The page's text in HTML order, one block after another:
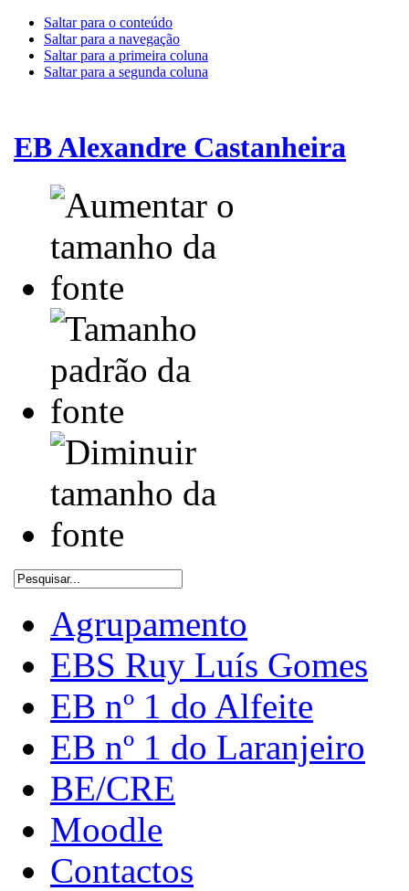
Saltar para o conteúdo
Saltar para a navegação
Saltar para a primeira coluna
Saltar para a segunda coluna
EB Alexandre Castanheira
Agrupamento
EBS Ruy Luís Gomes
EB nº 1 do Alfeite
EB nº 1 do Laranjeiro
BE/CRE
Moodle
Contactos